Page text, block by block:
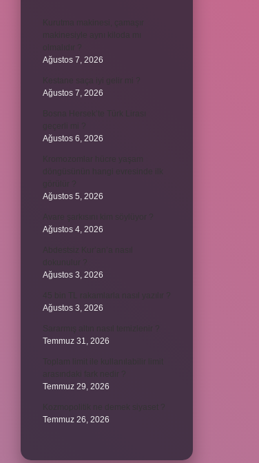
Ağustos 7, 2026
Ağustos 7, 2026
Ağustos 6, 2026
Ağustos 5, 2026
Ağustos 4, 2026
Ağustos 3, 2026
Ağustos 3, 2026
Temmuz 31, 2026
Temmuz 29, 2026
Temmuz 26, 2026